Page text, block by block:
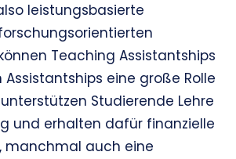
leistungsbasierte
Teaching Assistantships
Assistantships eine große Rolle
Studierende Lehre
und erhalten dafür finanzielle
manchmal auch eine